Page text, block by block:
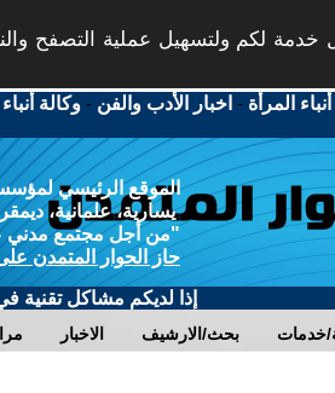
خدمة لكم ولتسهيل عملية التصفح
المرأة - اخبار الأدب والفن -وكالة
الموقع الرئيسي
يسارية، علمانية،
"من أجل مجتمع مدني
حاز الحوار المتمدن
إذا لديكم مشاكل تقنية
الاخبار بحث/الارشيف خدمات